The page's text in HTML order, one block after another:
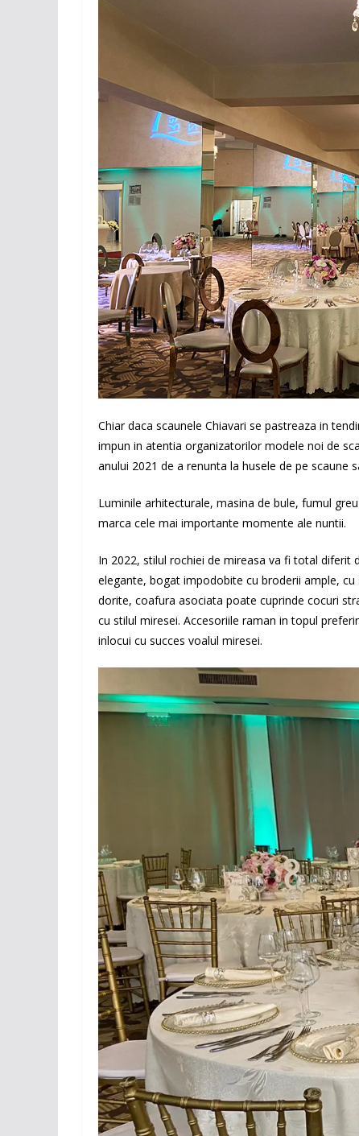
Chiar daca scaunele Chiavari se pastreaza in
impun in atentia organizatorilor modele noi de
anului 2021 de a renunta la husele de pe scaune
Luminile arhitecturale, masina de bule, fumul
marca cele mai importante momente ale nuntii.
In 2022, stilul rochiei de mireasa va fi total diferit
elegante, bogat impodobite cu broderii ample,
dorite, coafura asociata poate cuprinde cocuri
cu stilul miresei. Accesoriile raman in topul
inlocui cu succes voalul miresei.